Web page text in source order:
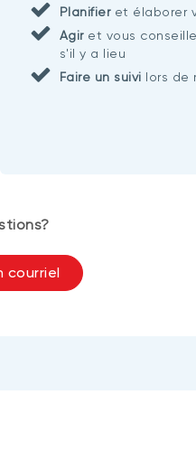
Planifieret élaborer
Agiret vous
s'il y a lieu
Faire un suivi lors de
courriel